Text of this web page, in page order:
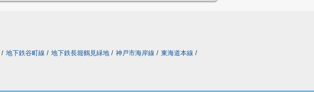
/ 地下鉄谷町線 / 地下鉄長堀鶴見緑地 / 神戸市海岸線 / 東海道本線 /